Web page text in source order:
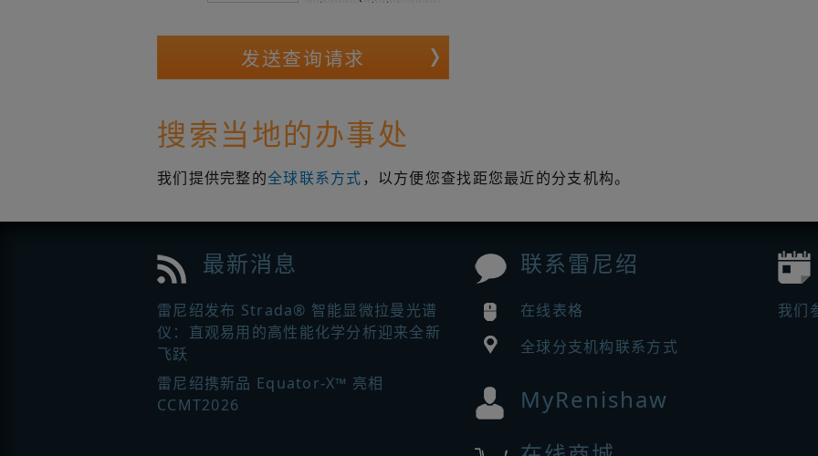
搜索当地的办事处
我们提供完整的全球联系方式 ，以方便您查找距您最近的分支机构。
最新消息
雷尼绍发布 Strada® 智能显微拉曼光谱
仪：直观易用的高性能化学分析迎来全新
飞跃
雷尼绍携新品 Equator-X™ 亮相
CCMT2026
联系雷尼绍
在线表格
全球分支机构联系方式
MyRenishaw
我们